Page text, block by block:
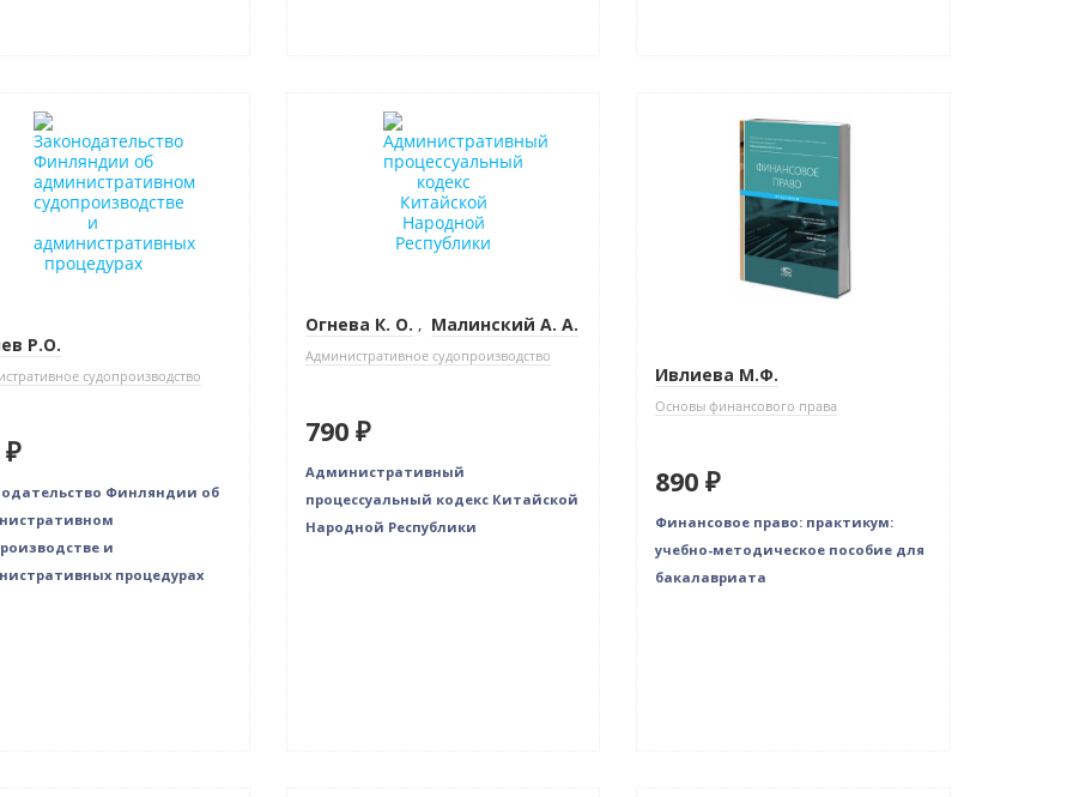
Р.О.
судопроизводство
₽
Финляндии об
и
процедурах
Огнева К. О. , Малинский А. А.
Административное судопроизводство
790 ₽
Административный
процессуальный кодекс Китайской
Народной Республики
Ивлиева М.Ф.
Основы финансового права
890 ₽
Финансовое право: практикум:
учебно-методическое пособие для
бакалавриата